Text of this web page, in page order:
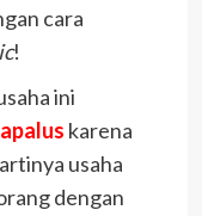
cara
!
ini
karena
usaha
dengan